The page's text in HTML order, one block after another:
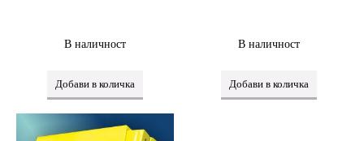
В наличност В наличност